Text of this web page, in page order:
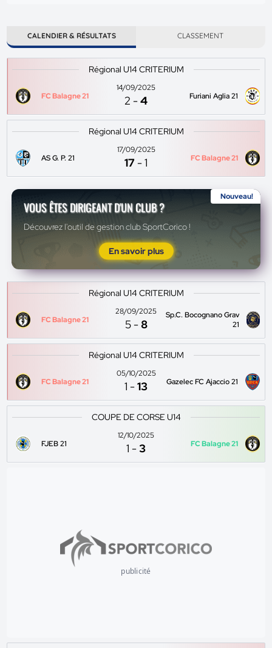
CALENDIER & RÉSULTATS CLASSEMENT
Régional U14 CRITERIUM
FC Balagne 21
14/09/2025
2 -4 Furiani Aglia 21
Régional U14 CRITERIUM
AS G. P. 21
17/09/2025
17 -1 FC Balagne 21
Nouveau!
VOUS ÊTES DIRIGEANT D'UN CLUB ?
Découvrez l'outil de gestion club SportCorico !
En savoir plus
Régional U14 CRITERIUM
FC Balagne 21
28/09/2025
5 -8
Sp.C. Bocognano Grav
21
Régional U14 CRITERIUM
FC Balagne 21
05/10/2025
1 -13 Gazelec FC Ajaccio 21
COUPE DE CORSE U14
FJEB 21
12/10/2025
1 -3 FC Balagne 21
publicité